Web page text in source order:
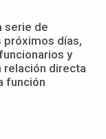
serie de
próximos días,
y
relación directa
función